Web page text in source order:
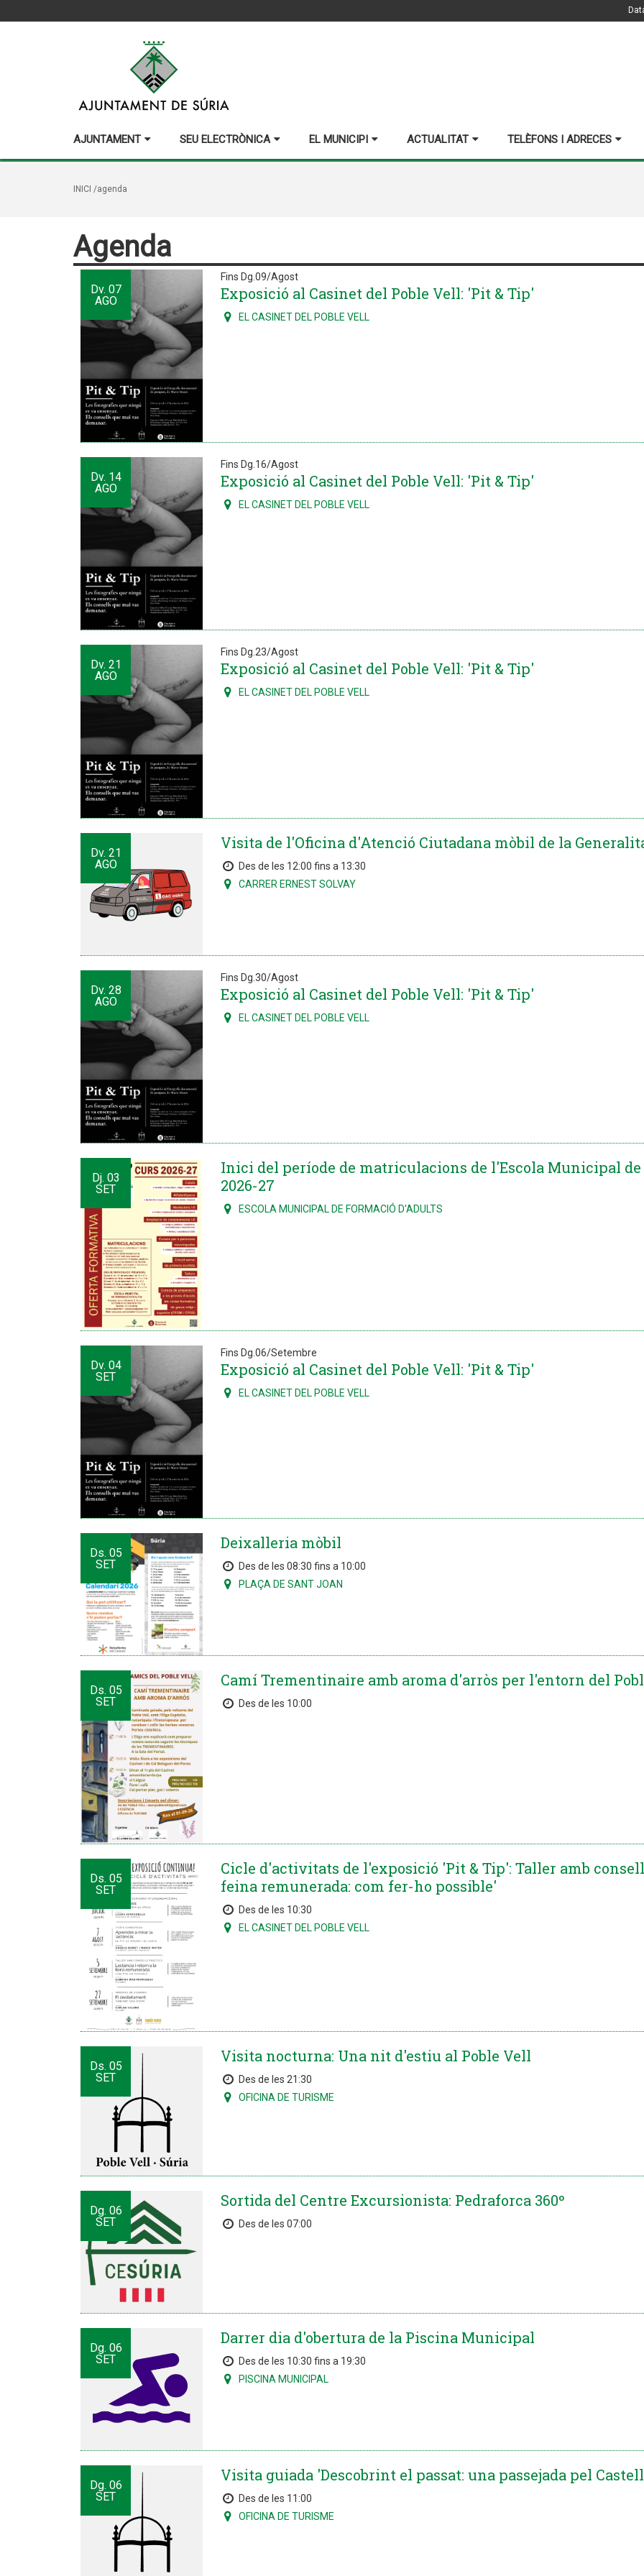
AJUNTAMENT SEU ELECTRÒNICA EL MUNICIPI ACTUALITAT TELÈFONS I ADRECES
INICI /agenda
Agenda
Dv. 07
AGO
Fins Dg.09/Agost
Exposició al Casinet del Poble Vell: 'Pit & Tip'
EL CASINET DEL POBLE VELL
Dv. 14
AGO
Fins Dg.16/Agost
Exposició al Casinet del Poble Vell: 'Pit & Tip'
EL CASINET DEL POBLE VELL
Dv. 21
AGO
Fins Dg.23/Agost
Exposició al Casinet del Poble Vell: 'Pit & Tip'
EL CASINET DEL POBLE VELL
Dv. 21
AGO
Visita de l'Oficina d'Atenció Ciutadana mòbil de la
Des de les 12:00 fins a 13:30
CARRER ERNEST SOLVAY
Dv. 28
AGO
Fins Dg.30/Agost
Exposició al Casinet del Poble Vell: 'Pit & Tip'
EL CASINET DEL POBLE VELL
Dj. 03
SET
Inici del període de matriculacions de l'Escola Municipal
2026-27
ESCOLA MUNICIPAL DE FORMACIÓ D'ADULTS
Dv. 04
SET
Fins Dg.06/Setembre
Exposició al Casinet del Poble Vell: 'Pit & Tip'
EL CASINET DEL POBLE VELL
Ds. 05
SET
Deixalleria mòbil
Des de les 08:30 fins a 10:00
PLAÇA DE SANT JOAN
Ds. 05
SET
Camí Trementinaire amb aroma d'arròs per l'entorn del
Des de les 10:00
Ds. 05
SET
Cicle d'activitats de l'exposició 'Pit & Tip': Taller amb
feina remunerada: com fer-ho possible'
Des de les 10:30
EL CASINET DEL POBLE VELL
Ds. 05
SET
Visita nocturna: Una nit d'estiu al Poble Vell
Des de les 21:30
OFICINA DE TURISME
Dg. 06
SET
Sortida del Centre Excursionista: Pedraforca 360º
Des de les 07:00
Dg. 06
SET
Darrer dia d'obertura de la Piscina Municipal
Des de les 10:30 fins a 19:30
PISCINA MUNICIPAL
Dg. 06
SET
Visita guiada 'Descobrint el passat: una passejada pel
Des de les 11:00
OFICINA DE TURISME